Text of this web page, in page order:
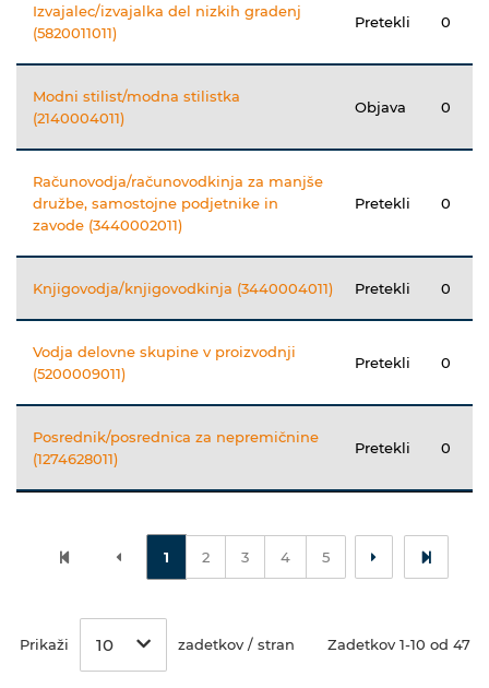
Izvajalec/izvajalka del nizkih gradenj
(5820011011)
Pretekli 0
Modni stilist/modna stilistka
(2140004011)
Objava 0
Računovodja/računovodkinja za manjše
družbe, samostojne podjetnike in
zavode (3440002011)
Pretekli 0
Knjigovodja/knjigovodkinja (3440004011) Pretekli 0
Vodja delovne skupine v proizvodnji
(5200009011)
Pretekli 0
Posrednik/posrednica za nepremičnine
(1274628011)
Pretekli 0
1 2 3 4 5
Prikaži 10 zadetkov / stran Zadetkov 1-10 od 47